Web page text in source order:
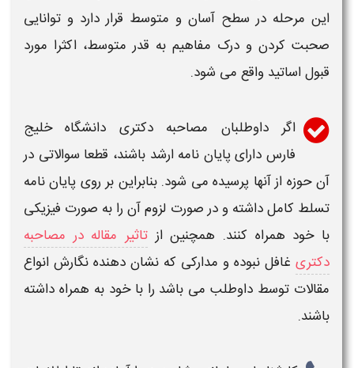
این مرحله در سطح آسان و متوسط قرار دارد و توانایی
صحبت کردن و درک مفاهیم به قدر متوسط، اکثرا مورد
قبول اساتید واقع می شود.
اگر داوطلبان مصاحبه دکتری دانشگاه خلیج
فارس دارای پایان نامه ارشد باشند، قطعا سوالاتی در
آن حوزه از آنها پرسیده می شود. بنابراین بر روی پایان نامه
تسلط کامل داشته و در صورت لزوم آن را به صورت فیزیکی
با خود همراه کنند. همچنین از تاثیر مقاله در مصاحبه
دکتری غافل نبوده و مدارکی که نشان دهنده نگارش انواع
مقالات توسط داوطلب می باشد را با خود به همراه داشته
باشند.